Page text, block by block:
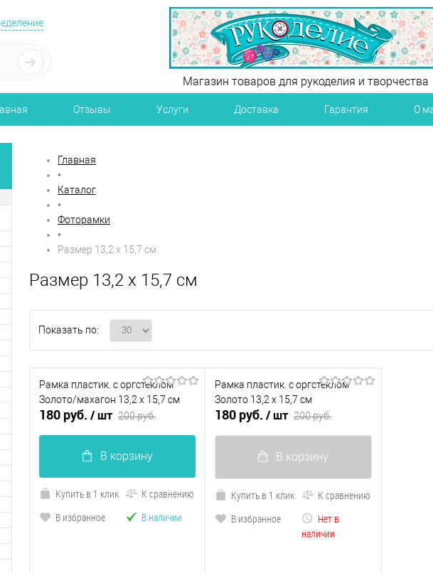
Магазин товаров для рукоделия и творчества
Отзывы Услуги Доставка Гарантия О
Главная
•
Каталог
•
Фоторамки
•
Размер 13,2 х 15,7 см
Размер 13,2 х 15,7 см
Показать по:
Рамка пластик. с оргстеклом
Золото/махагон 13,2 х 15,7 см
180 руб. / шт 200 руб.
В корзину
Купить в 1 клик
К сравнению
В избранное
В наличии
Рамка пластик. с оргстеклом
Золото 13,2 х 15,7 см
180 руб. / шт 200 руб.
В корзину
Купить в 1 клик
К сравнению
В избранное
Нет в
наличии